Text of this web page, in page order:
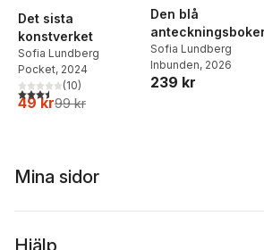
Det sista
konstverket
Sofia Lundberg
Pocket, 2024
3,5utav 5 stjärnor. Totalt antal röster:
(10)
49 kr99 kr
Den blå
Sofia Lundberg
Inbunden, 2026
239 kr
Mina sidor
Hjälp